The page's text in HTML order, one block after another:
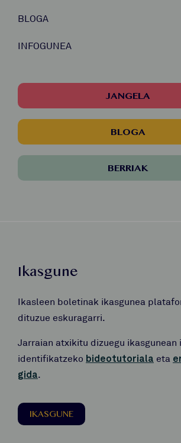
BLOGA
INFOGUNEA
JANGELA
BLOGA
BERRIAK
Ikasgune
Ikasleen boletinak ikasgunea
dituzue eskuragarri.
Jarraian atxikitu dizuegu ikasgunean
identifikatzeko bideotutoriala eta
gida.
IKASGUNE